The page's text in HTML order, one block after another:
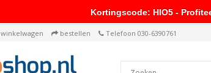
winkelwagen bestellen Telefoon 030-6390761
Kortingscode: HIO5 -